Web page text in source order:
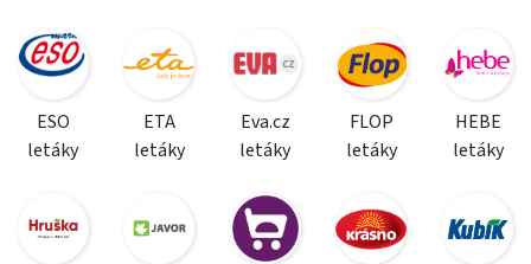
ESO
letáky
ETA
letáky
Eva.cz
letáky
FLOP
letáky
HEBE
letáky